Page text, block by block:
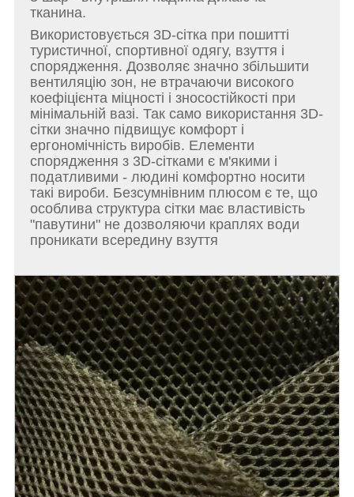
тканина.
Використовується 3D-сітка при пошитті
туристичної, спортивної одягу, взуття і
спорядження. Дозволяє значно збільшити
вентиляцію зон, не втрачаючи високого
коефіцієнта міцності і зносостійкості при
мінімальній вазі. Так само використання 3D-
сітки значно підвищує комфорт і
ергономічність виробів. Елементи
спорядження з 3D-сітками є м'якими і
податливими - людині комфортно носити
такі вироби. Безсумнівним плюсом є те, що
особлива структура сітки має властивість
"павутини" не дозволяючи краплях води
проникати всередину взуття